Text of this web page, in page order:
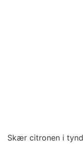
Skær citronen i